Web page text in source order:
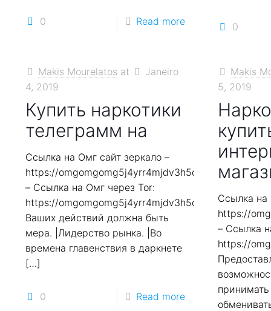
0 Read more 0
Makis Mourelatos at
Janeiro
4, 2019
Купить наркотики
телеграмм на
Ссылка на Омг сайт зеркало –
https://
– Ссылка на Омг через Tor:
https://
Ваших действий должна быть
мера. |Лидерство рынка. |Во
времена главенствия в даркнете
[…]
0 Read more
Makis
5, 2019
Ссылка на
https://
– Ссылка
https://